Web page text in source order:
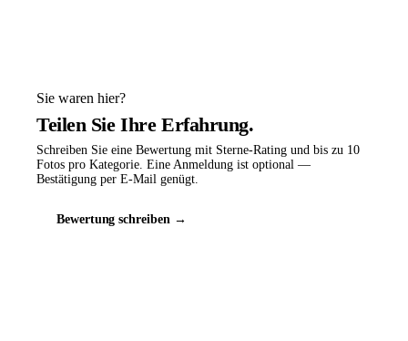
Sie waren hier?
Teilen Sie Ihre Erfahrung.
Schreiben Sie eine Bewertung mit Sterne-Rating und bis zu 10
Fotos pro Kategorie. Eine Anmeldung ist optional —
Bestätigung per E-Mail genügt.
Bewertung schreiben →